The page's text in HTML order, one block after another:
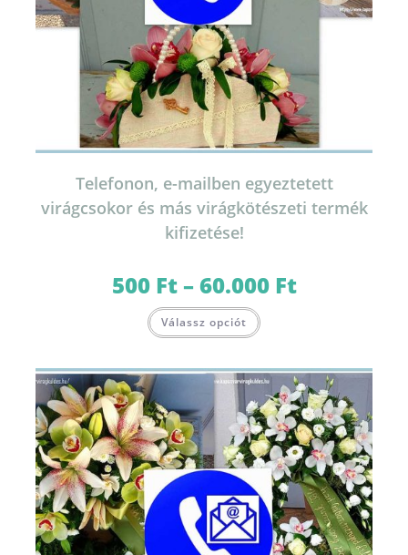
Telefonon, e-mailben egyeztetett
virágcsokor és más virágkötészeti termék
kifizetése!
500 Ft–60.000 FtÁrtartomány:
500 Ft
Válassz opciót a
van.
A
változatok
a
termékoldalon
választhatók
ki